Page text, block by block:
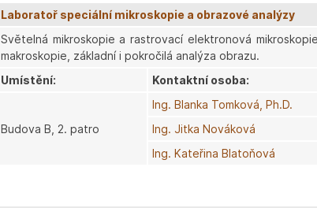
Laboratoř speciální mikroskopie a obrazové analýzy
Světelná mikroskopie a rastrovací elektronová
makroskopie, základní i pokročilá analýza obrazu.
Umístění:
Kontaktní osoba:
Budova B, 2. patro
Ing. Blanka Tomková, Ph.D.
Ing. Jitka Nováková
Ing. Kateřina Blatoňová